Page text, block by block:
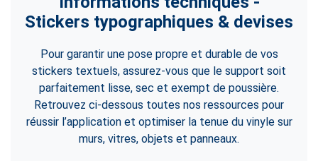
Stickers typographiques & devises
Pour garantir une pose propre et durable de vos
stickers textuels, assurez-vous que le support soit
parfaitement lisse, sec et exempt de poussière.
Retrouvez ci-dessous toutes nos ressources pour
réussir l’application et optimiser la tenue du vinyle sur
murs, vitres, objets et panneaux.